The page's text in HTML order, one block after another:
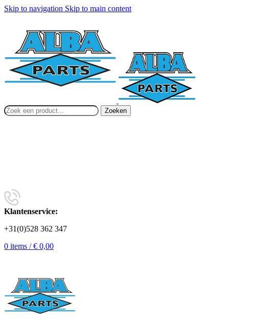
Skip to navigation Skip to main content
Zoeken
Klantenservice:
+31(0)528 362 347
0 items / € 0,00